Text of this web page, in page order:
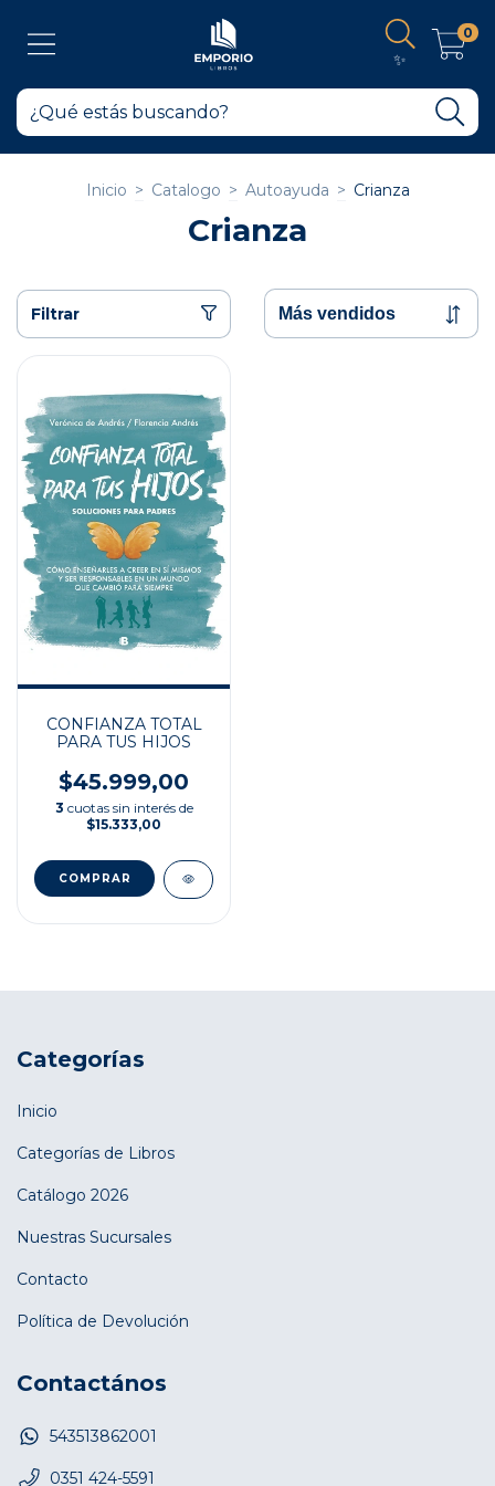
✨
0
Inicio > Catalogo > Autoayuda > Crianza
Crianza
Filtrar
CONFIANZA TOTAL
PARA TUS HIJOS
$45.999,00
3 cuotas sin interés de
$15.333,00
Categorías
Inicio
Categorías de Libros
Catálogo 2026
Nuestras Sucursales
Contacto
Política de Devolución
Contactános
543513862001
0351 424-5591